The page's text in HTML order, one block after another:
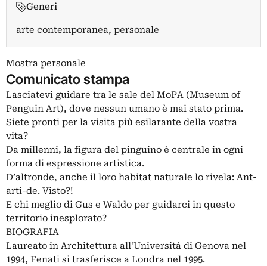
Generi
arte contemporanea, personale
Mostra personale
Comunicato stampa
Lasciatevi guidare tra le sale del MoPA (Museum of
Penguin Art), dove nessun umano è mai stato prima.
Siete pronti per la visita più esilarante della vostra
vita?
Da millenni, la figura del pinguino è centrale in ogni
forma di espressione artistica.
D’altronde, anche il loro habitat naturale lo rivela: Ant-
arti-de. Visto?!
E chi meglio di Gus e Waldo per guidarci in questo
territorio inesplorato?
BIOGRAFIA
Laureato in Architettura all'Università di Genova nel
1994, Fenati si trasferisce a Londra nel 1995.